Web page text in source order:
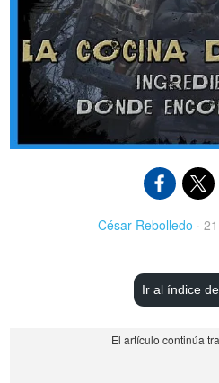
César Rebolledo ·
Ir al índice